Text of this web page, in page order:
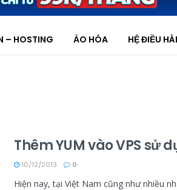
– HOSTING ẢO HÓA HỆ ĐIỀU
Thêm YUM vào VPS sử
10/12/2013 0
Hiện nay, tại Việt Nam cũng như nhiều